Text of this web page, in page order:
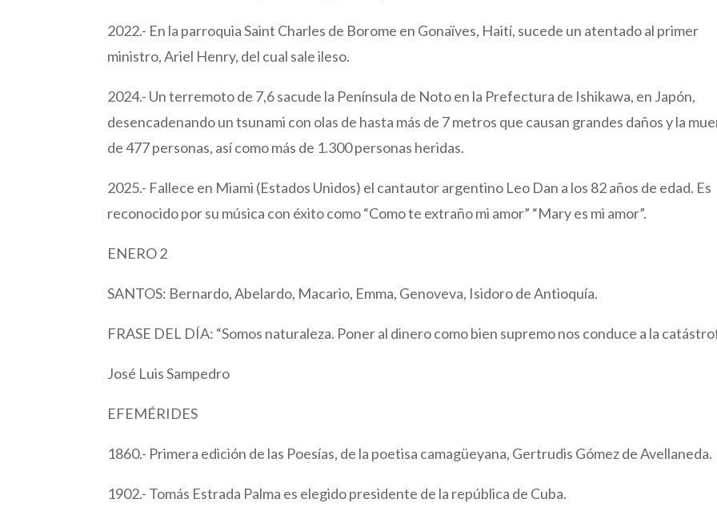
2022.- En la parroquia Saint Charles de Borome en Gonaïves, Haití, sucede un atentado al primer
ministro, Ariel Henry, del cual sale ileso.
2024.- Un terremoto de 7,6 sacude la Península de Noto en la Prefectura de Ishikawa, en Japón,
desencadenando un tsunami con olas de hasta más de 7 metros que causan grandes daños y la
de 477 personas, así como más de 1.300 personas heridas.
2025.- Fallece en Miami (Estados Unidos) el cantautor argentino Leo Dan a los 82 años de edad. Es
reconocido por su música con éxito como “Como te extraño mi amor” “Mary es mi amor”.
ENERO 2
SANTOS: Bernardo, Abelardo, Macario, Emma, Genoveva, Isidoro de Antioquía.
FRASE DEL DÍA: “Somos naturaleza. Poner al dinero como bien supremo nos conduce a la
José Luis Sampedro
EFEMÉRIDES
1860.- Primera edición de las Poesías, de la poetisa camagüeyana, Gertrudis Gómez de Avellaneda.
1902.- Tomás Estrada Palma es elegido presidente de la república de Cuba.